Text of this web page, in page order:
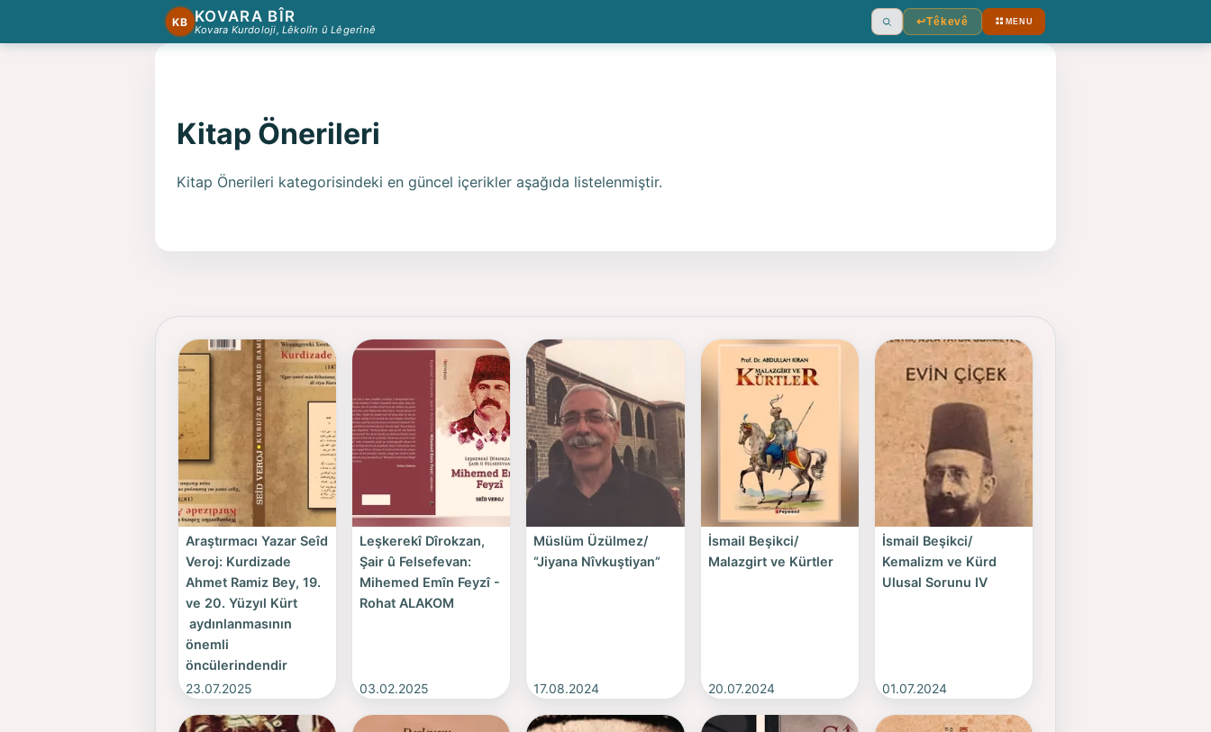
KB KOVARA BÎR
Kovara Kurdoloji, Lêkolîn û Lêgerînê Ara ↩︎Têkevê MENU
Kitap Önerileri
Kitap Önerileri kategorisindeki en güncel içerikler aşağıda listelenmiştir.
Araştırmacı Yazar Seîd
Veroj: Kurdizade
Ahmet Ramiz Bey, 19.
ve 20. Yüzyıl Kürt
aydınlanmasının
önemli
öncülerindendir
23.07.2025
Leşkerekî Dîrokzan,
Şair û Felsefevan:
Mihemed Emîn Feyzî -
Rohat ALAKOM
03.02.2025
Müslüm Üzülmez/
“Jiyana Nîvkuştiyan”
17.08.2024
İsmail Beşikci/
Malazgirt ve Kürtler
20.07.2024
İsmail Beşikci/
Kemalizm ve Kürd
Ulusal Sorunu IV
01.07.2024